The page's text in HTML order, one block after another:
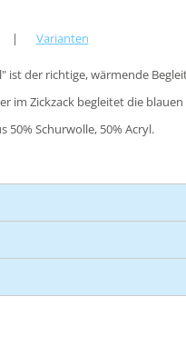
| Varianten
ist der richtige, wärmende
im Zickzack begleitet die
50% Schurwolle, 50% Acryl.